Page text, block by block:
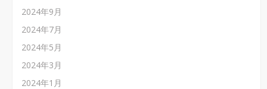
2024年9月
2024年7月
2024年5月
2024年3月
2024年1月